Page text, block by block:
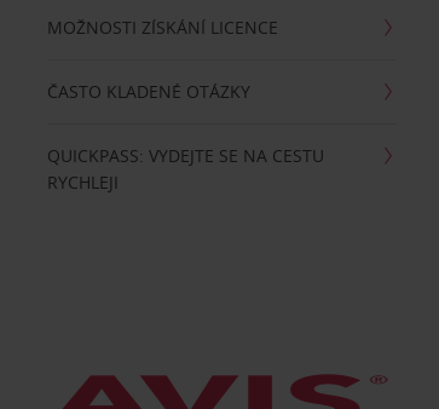
MOŽNOSTI ZÍSKÁNÍ LICENCE
ČASTO KLADENÉ OTÁZKY
QUICKPASS: VYDEJTE SE NA CESTU
RYCHLEJI